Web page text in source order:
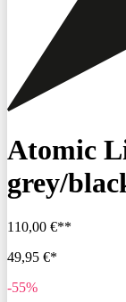
Atomic
grey/
110,00 €**
49,95 €*
-55%